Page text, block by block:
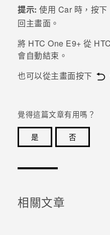
提示: 使用 Car 時，按下
回主畫面。
將 HTC One E9‍+ 從
會自動結束。
也可以從主畫面按下
覺得這篇文章有用嗎？
是
否
相關文章